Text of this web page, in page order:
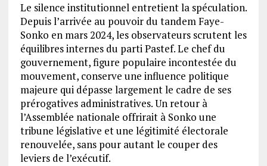
Le silence institutionnel entretient la spéculation.
Depuis l’arrivée au pouvoir du tandem Faye-
Sonko en mars 2024, les observateurs scrutent les
équilibres internes du parti Pastef. Le chef du
gouvernement, figure populaire incontestée du
mouvement, conserve une influence politique
majeure qui dépasse largement le cadre de ses
prérogatives administratives. Un retour à
l’Assemblée nationale offrirait à Sonko une
tribune législative et une légitimité électorale
renouvelée, sans pour autant le couper des
leviers de l’exécutif.